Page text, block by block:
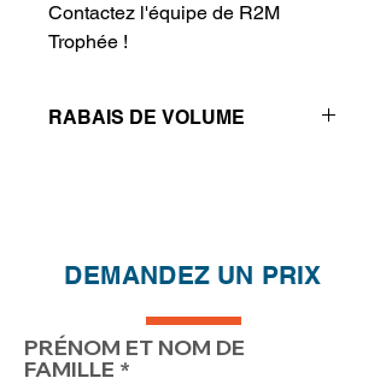
Contactez l'équipe de R2M
Trophée !
RABAIS DE VOLUME
PRIX 240.20$ 190.20$ 162.20$
DEMANDEZ UN PRIX
PRÉNOM ET NOM DE
FAMILLE